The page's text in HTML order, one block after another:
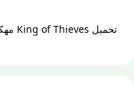
تحميل King of Thieves‏ مهكرة 2023 من ميديا فاير